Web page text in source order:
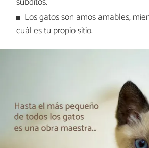
Los gatos son amos amables,
cuál es tu propio sitio.